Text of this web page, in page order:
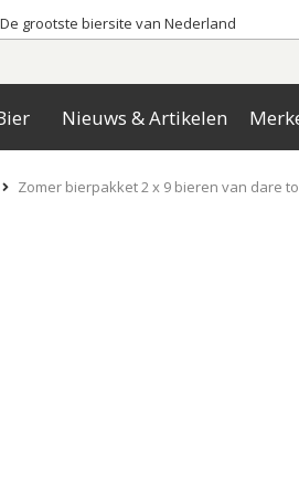
De grootste biersite van Nederland
Nieuws & Artikelen
Zomer bierpakket 2 x 9 bieren van dare